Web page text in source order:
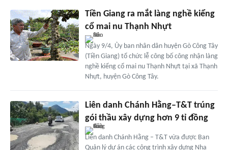
Tiền Giang ra mắt làng nghề kiểng
cổ mai nu Thạnh Nhựt
Ngày 9/4, Ủy ban nhân dân huyện Gò Công Tây
(Tiền Giang) tổ chức lễ công bố công nhận làng
nghề kiểng cổ mai nu Thạnh Nhựt tại xã Thạnh
Nhựt, huyện Gò Công Tây.
Liên danh Chánh Hằng–T&T trúng
gói thầu xây dựng hơn 9 tỉ đồng
Liên danh Chánh Hằng – T&T vừa được Ban
Quản lý dự án các công trình xây dựng Nha